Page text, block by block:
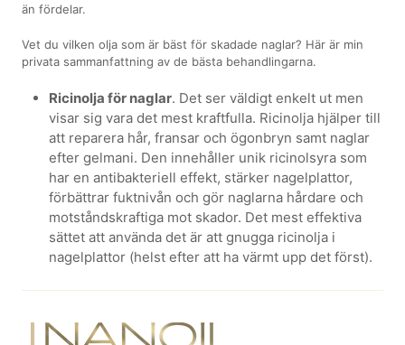
än fördelar.
Vet du vilken olja som är bäst för skadade naglar? Här är min
privata sammanfattning av de bästa behandlingarna.
Ricinolja för naglar. Det ser väldigt enkelt ut men
visar sig vara det mest kraftfulla. Ricinolja hjälper till
att reparera hår, fransar och ögonbryn samt naglar
efter gelmani. Den innehåller unik ricinolsyra som
har en antibakteriell effekt, stärker nagelplattor,
förbättrar fuktnivån och gör naglarna hårdare och
motståndskraftiga mot skador. Det mest effektiva
sättet att använda det är att gnugga ricinolja i
nagelplattor (helst efter att ha värmt upp det först).